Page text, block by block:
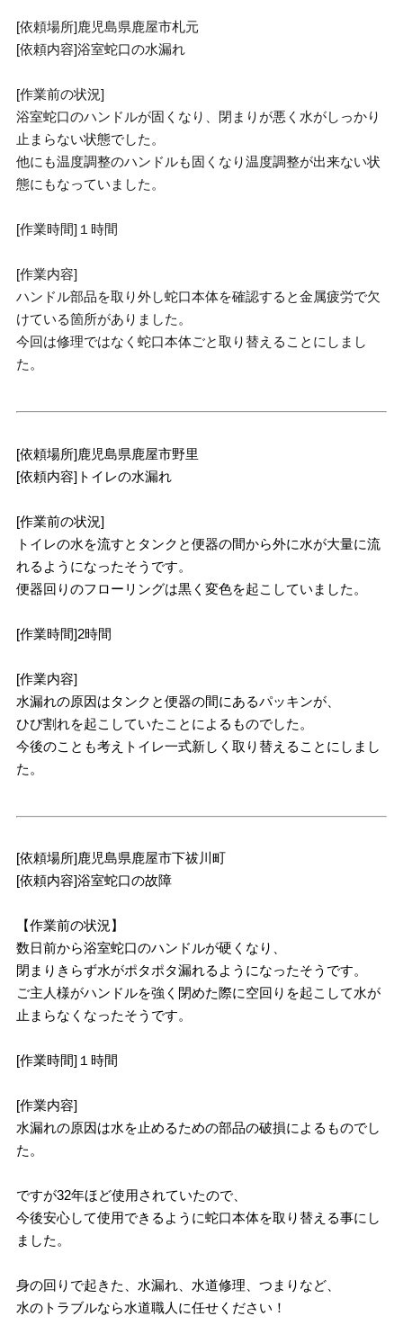
[依頼場所]鹿児島県鹿屋市札元
[依頼内容]浴室蛇口の水漏れ
[作業前の状況]
浴室蛇口のハンドルが固くなり、閉まりが悪く水がしっかり
止まらない状態でした。
他にも温度調整のハンドルも固くなり温度調整が出来ない状
態にもなっていました。
[作業時間]１時間
[作業内容]
ハンドル部品を取り外し蛇口本体を確認すると金属疲労で欠
けている箇所がありました。
今回は修理ではなく蛇口本体ごと取り替えることにしまし
た。
[依頼場所]鹿児島県鹿屋市野里
[依頼内容]トイレの水漏れ
[作業前の状況]
トイレの水を流すとタンクと便器の間から外に水が大量に流
れるようになったそうです。
便器回りのフローリングは黒く変色を起こしていました。
[作業時間]2時間
[作業内容]
水漏れの原因はタンクと便器の間にあるパッキンが、
ひび割れを起こしていたことによるものでした。
今後のことも考えトイレ一式新しく取り替えることにしまし
た。
[依頼場所]鹿児島県鹿屋市下祓川町
[依頼内容]浴室蛇口の故障
【作業前の状況】
数日前から浴室蛇口のハンドルが硬くなり、
閉まりきらず水がポタポタ漏れるようになったそうです。
ご主人様がハンドルを強く閉めた際に空回りを起こして水が
止まらなくなったそうです。
[作業時間]１時間
[作業内容]
水漏れの原因は水を止めるための部品の破損によるものでし
た。
ですが32年ほど使用されていたので、
今後安心して使用できるように蛇口本体を取り替える事にし
ました。
身の回りで起きた、水漏れ、水道修理、つまりなど、
水のトラブルなら水道職人に任せください！